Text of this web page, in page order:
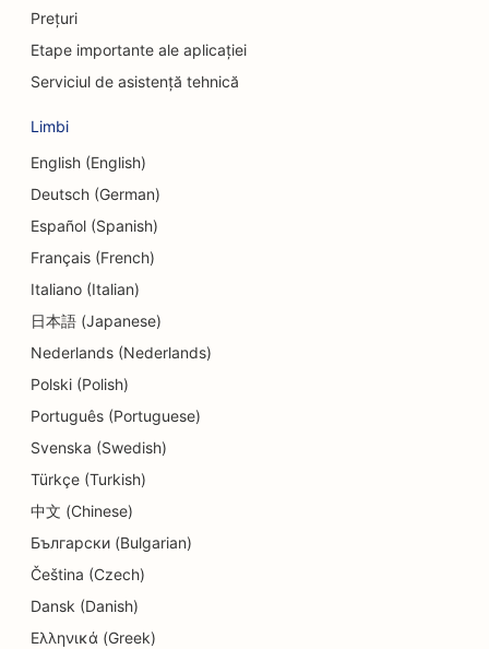
SEO pentru uniunile de credit
SEO pentru magazinele de prăjituri
SEO pentru centrele de îngrijire de zi
SEO pentru serviciile de consiliere privind datoriile
SEO pentru clinicile stomatologice
SEO pentru delicatese
SEO pentru restaurante
SEO pentru servicii de dermabraziune
SEO pentru magazinele de detalii
SEO pentru educație și servicii de îngrijire a
SEO pentru curățătorie chimică
Prețuri
Etape importante ale aplicației
Serviciul de asistență tehnică
Limbi
English (English)
Deutsch (German)
Español (Spanish)
Français (French)
Italiano (Italian)
日本語 (Japanese)
Nederlands (Nederlands)
Polski (Polish)
Português (Portuguese)
Svenska (Swedish)
Türkçe (Turkish)
中文 (Chinese)
Български (Bulgarian)
Čeština (Czech)
Dansk (Danish)
Ελληνικά (Greek)